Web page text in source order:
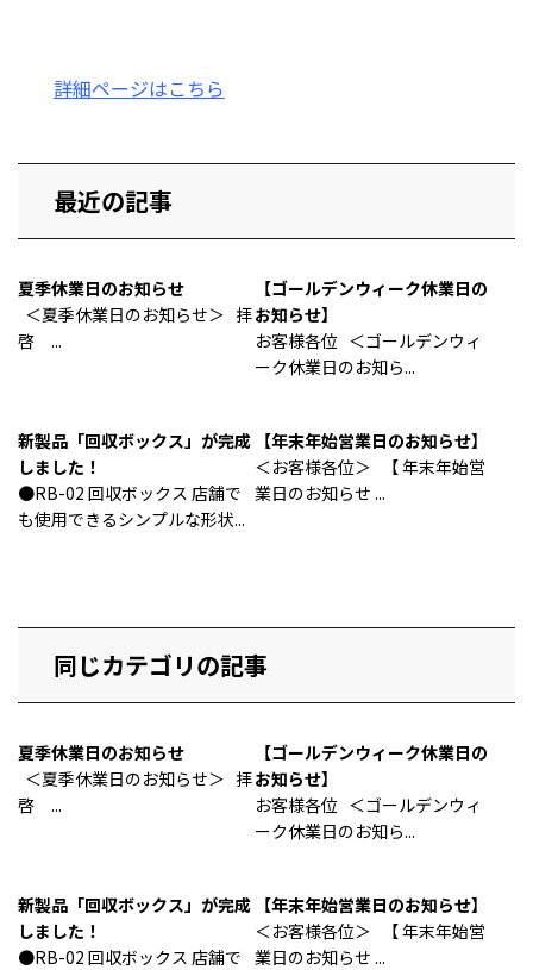
詳細ページはこちら
最近の記事
夏季休業日のお知らせ
＜夏季休業日のお知らせ＞ 拝
啓 ...
【ゴールデンウィーク休業日の
お知らせ】
お客様各位 ＜ゴールデンウィ
ーク休業日のお知ら...
新製品「回収ボックス」が完成
しました！
●RB-02 回収ボックス 店舗で
も使用できるシンプルな形状...
【年末年始営業日のお知らせ】
＜お客様各位＞ 【 年末年始営
業日のお知らせ ...
同じカテゴリの記事
夏季休業日のお知らせ
＜夏季休業日のお知らせ＞ 拝
啓 ...
【ゴールデンウィーク休業日の
お知らせ】
お客様各位 ＜ゴールデンウィ
ーク休業日のお知ら...
新製品「回収ボックス」が完成
しました！
●RB-02 回収ボックス 店舗で
【年末年始営業日のお知らせ】
＜お客様各位＞ 【 年末年始営
業日のお知らせ ...